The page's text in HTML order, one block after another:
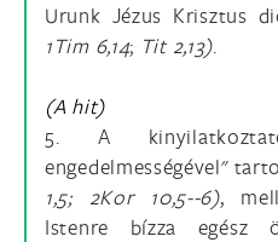
Urunk Jézus Krisztus
1Tim 6,14; Tit 2,13).
(A hit)
5. A
engedelmességével"
1,5; 2Kor 10,5--6),
Istenre bízza egész